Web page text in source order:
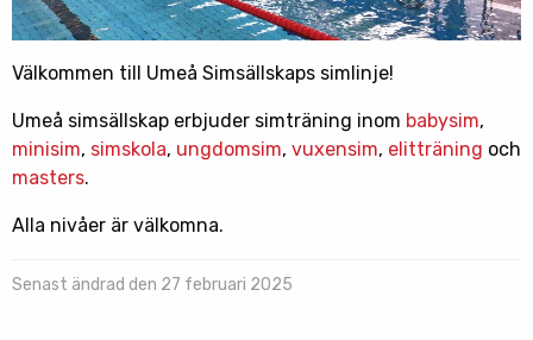
Välkommen till Umeå Simsällskaps simlinje!
Umeå simsällskap erbjuder simträning inom babysim,
minisim, simskola, ungdomsim, vuxensim, elitträning och
masters.
Alla nivåer är välkomna.
Senast ändrad den 27 februari 2025